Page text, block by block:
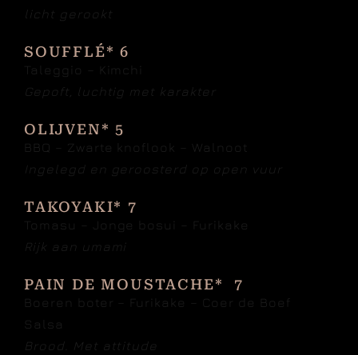
licht gerookt
SOUFFLÉ* 6
Taleggio – Kimchi
Gepoft, luchtig met karakter
OLIJVEN* 5
BBQ – Zwarte knoflook – Walnoot
Ingelegd en geroosterd op open vuur
TAKOYAKI* 7
Tomasu – Jonge bosui – Furikake
Rijk aan umami
PAIN DE MOUSTACHE* 7
Boeren boter – Furikake – Coer de Boef
Salsa
Brood. Met attitude